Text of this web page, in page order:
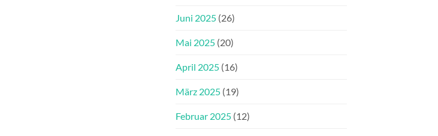
Juni 2025 (26)
Mai 2025 (20)
April 2025 (16)
März 2025 (19)
Februar 2025 (12)